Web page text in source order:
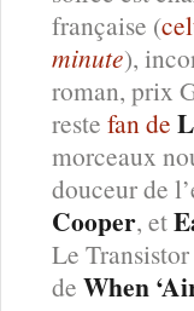
française (
minute),
roman, prix
reste fan de
morceaux
douceur de
Cooper, et
Le
de When